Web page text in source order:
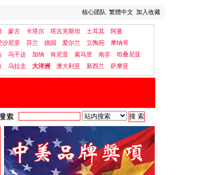
核心团队 繁體中文 加入收藏
蒙古 卡塔尔 塔吉克斯坦 土耳其
阿曼
沙尼亚 芬兰 德国 爱尔兰 立陶宛
摩纳哥
乌干达 加纳 肯尼亚 索马里 南非
坦桑尼亚
乌拉圭 大洋洲 澳大利亚 新西兰 萨摩亚